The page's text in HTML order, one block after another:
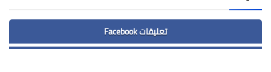
تعليقات Facebook